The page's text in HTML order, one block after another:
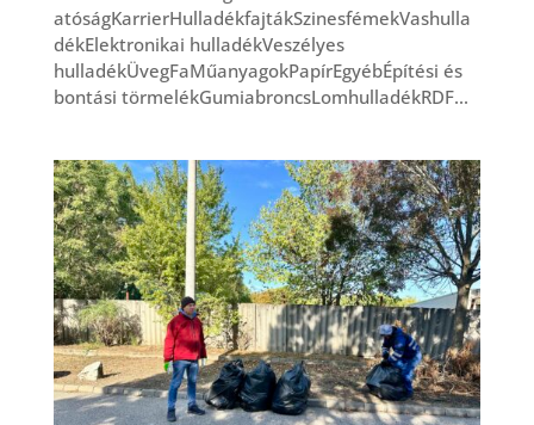
atóságKarrierHulladékfajtákSzinesfémekVashulla
dékElektronikai hulladékVeszélyes
hulladékÜvegFaMűanyagokPapírEgyébÉpítési és
bontási törmelékGumiabroncsLomhulladékRDF...